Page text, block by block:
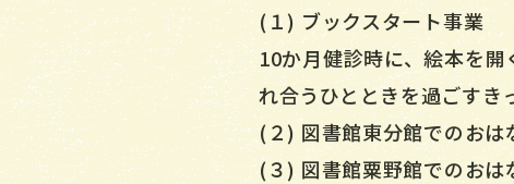
(１) ブックスタート事業
10か月健診時に、絵本を
れ合うひとときを過ごすき
(２) 図書館東分館でのおは
(３) 図書館粟野館でのおは